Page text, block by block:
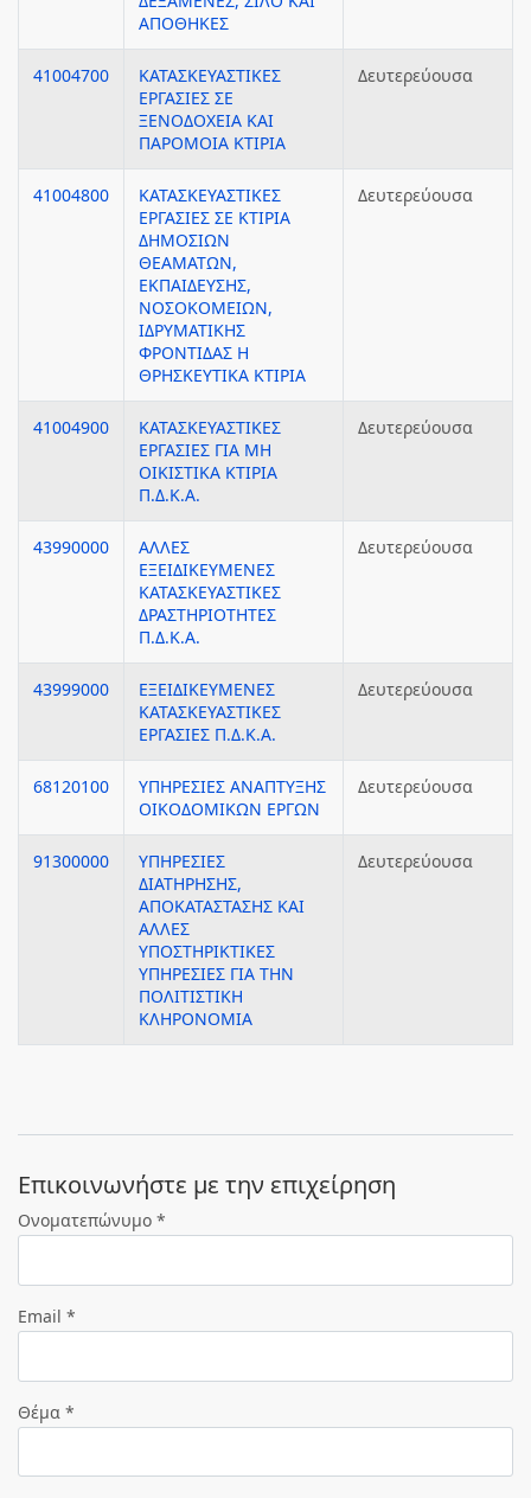
ΑΠΟΘΗΚΕΣ
41004700
ΚΑΤΑΣΚΕΥΑΣΤΙΚΕΣ
ΕΡΓΑΣΙΕΣ ΣΕ
ΞΕΝΟΔΟΧΕΙΑ ΚΑΙ
ΠΑΡΟΜΟΙΑ ΚΤΙΡΙΑ
Δευτερεύουσα
41004800
ΚΑΤΑΣΚΕΥΑΣΤΙΚΕΣ
ΕΡΓΑΣΙΕΣ ΣΕ ΚΤΙΡΙΑ
ΔΗΜΟΣΙΩΝ
ΘΕΑΜΑΤΩΝ,
ΕΚΠΑΙΔΕΥΣΗΣ,
ΝΟΣΟΚΟΜΕΙΩΝ,
ΙΔΡΥΜΑΤΙΚΗΣ
ΦΡΟΝΤΙΔΑΣ Η
ΘΡΗΣΚΕΥΤΙΚΑ ΚΤΙΡΙΑ
Δευτερεύουσα
41004900
ΚΑΤΑΣΚΕΥΑΣΤΙΚΕΣ
ΕΡΓΑΣΙΕΣ ΓΙΑ ΜΗ
ΟΙΚΙΣΤΙΚΑ ΚΤΙΡΙΑ
Π.Δ.Κ.Α.
Δευτερεύουσα
43990000
ΑΛΛΕΣ
ΕΞΕΙΔΙΚΕΥΜΕΝΕΣ
ΚΑΤΑΣΚΕΥΑΣΤΙΚΕΣ
ΔΡΑΣΤΗΡΙΟΤΗΤΕΣ
Π.Δ.Κ.Α.
Δευτερεύουσα
43999000
ΕΞΕΙΔΙΚΕΥΜΕΝΕΣ
ΚΑΤΑΣΚΕΥΑΣΤΙΚΕΣ
ΕΡΓΑΣΙΕΣ Π.Δ.Κ.Α.
Δευτερεύουσα
68120100
ΥΠΗΡΕΣΙΕΣ ΑΝΑΠΤΥΞΗΣ
ΟΙΚΟΔΟΜΙΚΩΝ ΕΡΓΩΝ
Δευτερεύουσα
91300000
ΥΠΗΡΕΣΙΕΣ
ΔΙΑΤΗΡΗΣΗΣ,
ΑΠΟΚΑΤΑΣΤΑΣΗΣ ΚΑΙ
ΑΛΛΕΣ
ΥΠΟΣΤΗΡΙΚΤΙΚΕΣ
ΥΠΗΡΕΣΙΕΣ ΓΙΑ ΤΗΝ
ΠΟΛΙΤΙΣΤΙΚΗ
ΚΛΗΡΟΝΟΜΙΑ
Δευτερεύουσα
Eπικοινωνήστε με την επιχείρηση
Ονοματεπώνυμο *
Email *
Θέμα *